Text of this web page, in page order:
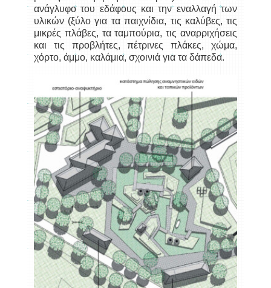
ανάγλυφο του εδάφους και την εναλλαγή των
υλικών (ξύλο για τα παιχνίδια, τις καλύβες, τις
μικρές πλάβες, τα ταμπούρια, τις αναρριχήσεις
και τις προβλήτες, πέτρινες πλάκες, χώμα,
χόρτο, άμμο, καλάμια, σχοινιά για τα δάπεδα.